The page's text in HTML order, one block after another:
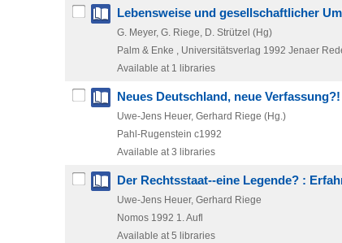
Lebensweise und gesellschaftlicher
G. Meyer, G. Riege, D. Strützel (Hg)
Palm & Enke , Universitätsverlag 1992 Jenaer
Available at 1 libraries
Neues Deutschland, neue Verfassung?!
Uwe-Jens Heuer, Gerhard Riege (Hg.)
Pahl-Rugenstein c1992
Available at 3 libraries
Der Rechtsstaat--eine Legende? :
Uwe-Jens Heuer, Gerhard Riege
Nomos 1992 1. Aufl
Available at 5 libraries